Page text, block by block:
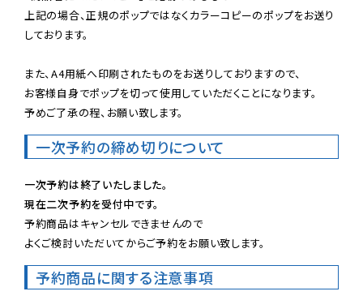
上記の場合、正規のポップではなくカラーコピーのポップをお送り
しております。
また、A4用紙へ印刷されたものをお送りしておりますので、
お客様自身でポップを切って使用していただくことになります。
予めご了承の程、お願い致します。
一次予約の締め切りについて
一次予約は終了いたしました。
現在二次予約を受付中です。
予約商品はキャンセルできませんので
よくご検討いただいてからご予約をお願い致します。
予約商品に関する注意事項